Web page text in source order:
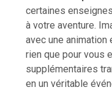
certaines
à votre aventure.
avec une animation
rien que pour vous
supplémentaires
en un véritable